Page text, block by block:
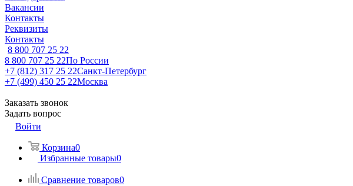
Вакансии
Контакты
Реквизиты
Контакты
8 800 707 25 22
8 800 707 25 22По России
+7 (812) 317 25 22Санкт-Петербург
+7 (499) 450 25 22Москва
Заказать звонок
Задать вопрос
Войти
Корзина0
Избранные товары0
Сравнение товаров0